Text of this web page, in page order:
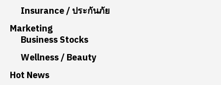
Insurance / ประกันภัย
Marketing
Business Stocks
Wellness / Beauty
Hot News